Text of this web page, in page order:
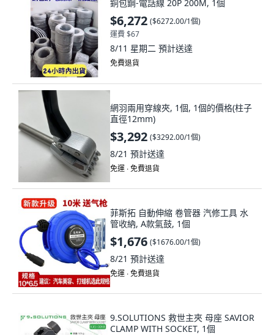
銅包鋼-電話線 20P 200M, 1個
$6,272 ($6272.00/1個)
運費 $67
8/11 星期二 預計送達
免費退貨
網羽兩用穿線夾, 1個, 1個的價格(柱子
直徑12mm)
$3,292 ($3292.00/1個)
8/21 預計送達
免運 ∙ 免費退貨
菲斯拓 自動伸縮 卷管器 汽修工具 水
管收納, A款氣鼓, 1個
$1,676 ($1676.00/1個)
8/21 預計送達
免運 ∙ 免費退貨
9.SOLUTIONS 救世主夾 母座 SAVIOR
CLAMP WITH SOCKET, 1個